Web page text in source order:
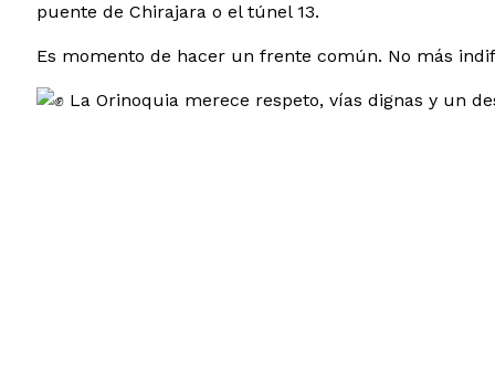
puente de Chirajara o el túnel 13.
Es momento de hacer un frente común. No más
La Orinoquia merece respeto, vías dignas y un